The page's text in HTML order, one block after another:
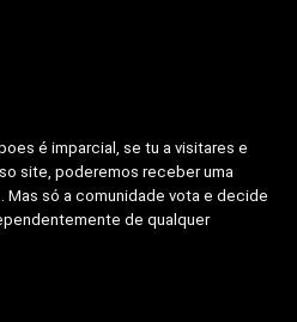
é imparcial, se tu a visitares e
site, poderemos receber uma
Mas só a comunidade vota e decide
de qualquer